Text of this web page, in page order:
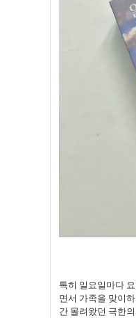
특히 일요일마다
면서 가족을 맞이
간 몰려왔던 극한